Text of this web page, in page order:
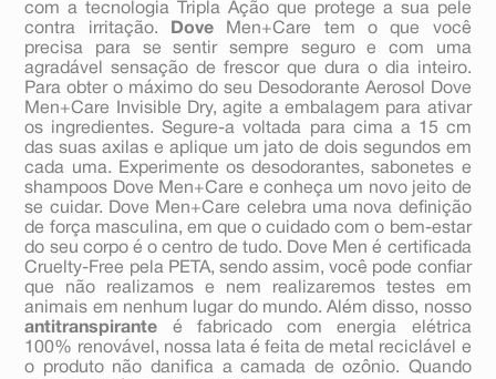
com a tecnologia Tripla Ação que protege a sua pele
contra irritação.
Dove
Men+Care tem o que você
precisa para se sentir sempre seguro e com uma
agradável sensação de frescor que dura o dia inteiro.
Para obter o máximo do seu Desodorante Aerosol Dove
Men+Care Invisible Dry, agite a embalagem para ativar
os ingredientes. Segure-a voltada para cima a 15 cm
das suas axilas e aplique um jato de dois segundos em
cada uma. Experimente os desodorantes, sabonetes e
shampoos Dove Men+Care e conheça um novo jeito de
se cuidar. Dove Men+Care celebra uma nova definição
de força masculina, em que o cuidado com o bem-estar
do seu corpo é o centro de tudo. Dove Men é certificada
Cruelty-Free pela PETA, sendo assim, você pode confiar
que não realizamos e nem realizaremos testes em
animais em nenhum lugar do mundo. Além disso, nosso
antitranspirante é fabricado com energia elétrica
100% renovável, nossa lata é feita de metal reciclável e
o produto não danifica a camada de ozônio. Quando